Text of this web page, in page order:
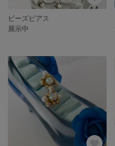
ビーズピアス
展示中